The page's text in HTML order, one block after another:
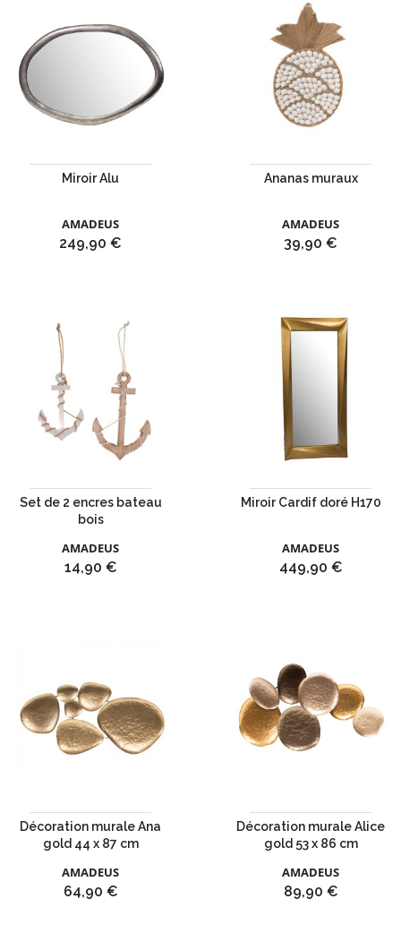
Miroir Alu
AMADEUS
Prix
249,90 €
Ananas muraux
AMADEUS
Prix
39,90 €
Set de 2 encres bateau
bois
AMADEUS
Prix
14,90 €
Miroir Cardif doré H170
AMADEUS
Prix
449,90 €
Décoration murale Ana
gold 44 x 87 cm
AMADEUS
Prix
64,90 €
Décoration murale Alice
gold 53 x 86 cm
AMADEUS
Prix
89,90 €